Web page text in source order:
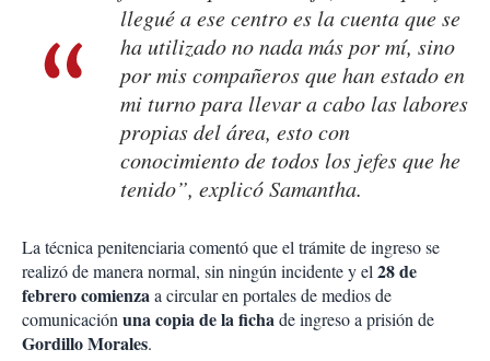
llegué a ese centro es la cuenta que se
ha utilizado no nada más por mí, sino
por mis compañeros que han estado en
mi turno para llevar a cabo las labores
propias del área, esto con
conocimiento de todos los jefes que he
tenido”, explicó Samantha.
La técnica penitenciaria comentó que el trámite de ingreso se
realizó de manera normal, sin ningún incidente y el 28 de
febrero comienzaa circular en portales de medios de
comunicación una copia de la fichade ingreso a prisión de
Gordillo Morales.